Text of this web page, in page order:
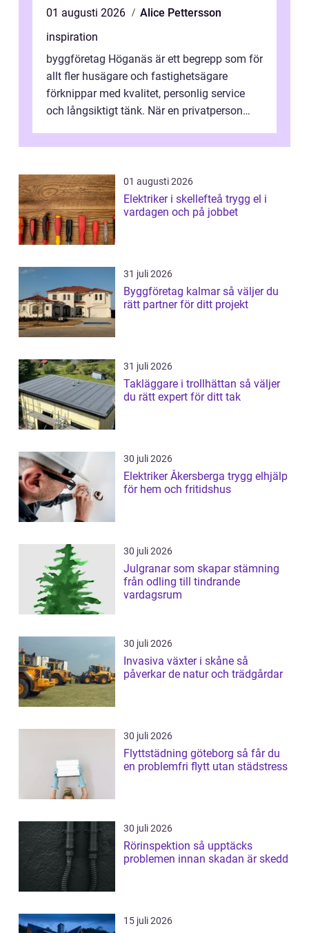
01 augusti 2026
Alice Pettersson
inspiration
byggföretag Höganäs är ett begrepp som för
allt fler husägare och fastighetsägare
förknippar med kvalitet, personlig service
och långsiktigt tänk. När en privatperson
01 augusti 2026
Elektriker i skellefteå trygg el i
vardagen och på jobbet
31 juli 2026
Byggföretag kalmar så väljer du
rätt partner för ditt projekt
31 juli 2026
Takläggare i trollhättan så väljer
du rätt expert för ditt tak
30 juli 2026
Elektriker Åkersberga trygg elhjälp
för hem och fritidshus
30 juli 2026
Julgranar som skapar stämning
från odling till tindrande
vardagsrum
30 juli 2026
Invasiva växter i skåne så
påverkar de natur och trädgårdar
30 juli 2026
Flyttstädning göteborg så får du
en problemfri flytt utan städstress
30 juli 2026
Rörinspektion så upptäcks
problemen innan skadan är skedd
15 juli 2026